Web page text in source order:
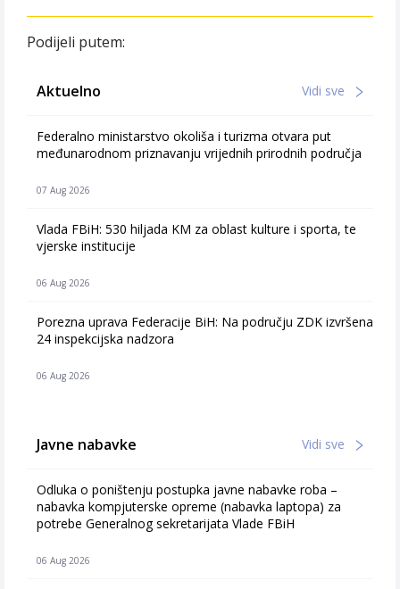
Podijeli putem:
Aktuelno Vidi sve
Federalno ministarstvo okoliša i turizma otvara put
međunarodnom priznavanju vrijednih prirodnih područja
07 Aug 2026
Vlada FBiH: 530 hiljada KM za oblast kulture i sporta, te
vjerske institucije
06 Aug 2026
Porezna uprava Federacije BiH: Na području ZDK izvršena
24 inspekcijska nadzora
06 Aug 2026
Javne nabavke Vidi sve
Odluka o poništenju postupka javne nabavke roba –
nabavka kompjuterske opreme (nabavka laptopa) za
potrebe Generalnog sekretarijata Vlade FBiH
06 Aug 2026